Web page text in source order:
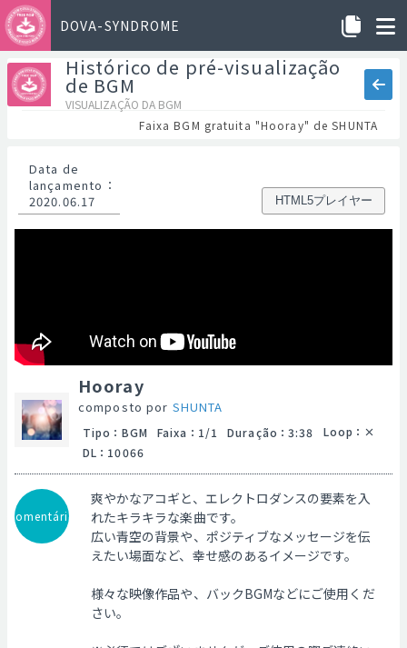
DOVA-SYNDROME
Histórico de pré-visualização
de BGM
VISUALIZAÇÃO DA BGM
Faixa BGM gratuita "Hooray" de SHUNTA
Data de
lançamento ：
2020.06.17
HTML5プレイヤー
Hooray
composto por SHUNTA
Tipo ： BGM Faixa ： 1/1 Duração ： 3:38 Loop ：
DL ： 10066
Comentário
爽やかなアコギと、エレクトロダンスの要素を入
れたキラキラな楽曲です。
広い青空の背景や、ポジティブなメッセージを伝
えたい場面など、幸せ感のあるイメージです。
様々な映像作品や、バックBGMなどにご使用くだ
さい。